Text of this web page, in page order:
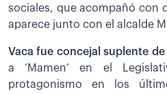
sociales, que acompañó con
aparece junto con el alcalde
Vaca fue concejal suplente
a ‘Mamen’ en el
protagonismo en los